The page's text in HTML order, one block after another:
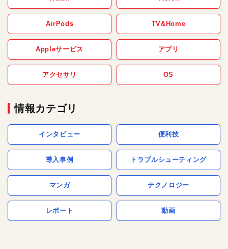
AirPods TV&Home
Appleサービス アプリ
アクセサリ OS
情報カテゴリ
インタビュー 便利技
導入事例 トラブルシューティング
マンガ テクノロジー
レポート 動画